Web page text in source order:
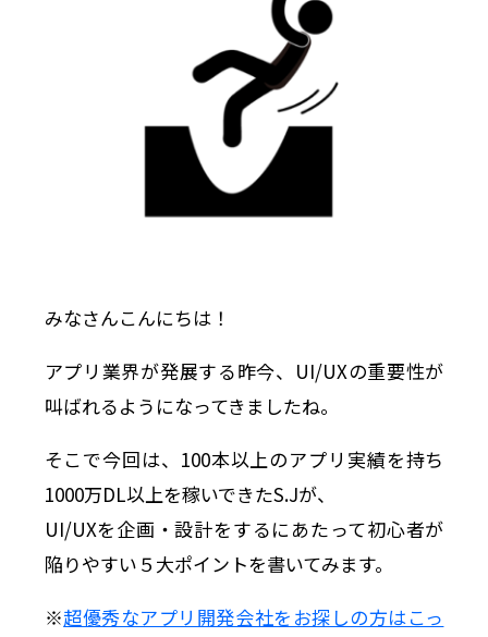
みなさんこんにちは！
アプリ業界が発展する昨今、UI/UXの重要性が
叫ばれるようになってきましたね。
そこで今回は、100本以上のアプリ実績を持ち
1000万DL以上を稼いできたS.Jが、
UI/UXを企画・設計をするにあたって初心者が
陥りやすい５大ポイントを書いてみます。
※超優秀なアプリ開発会社をお探しの方はこっ